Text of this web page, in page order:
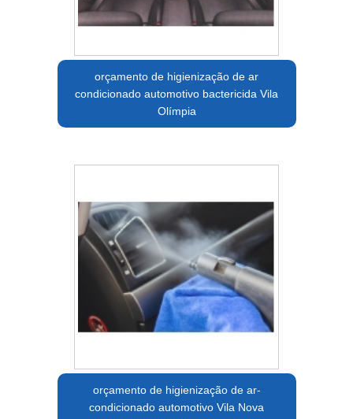
orçamento de higienização de ar
condicionado automotivo bactericida Vila
Olímpia
orçamento de higienização de ar-
condicionado automotivo Vila Nova